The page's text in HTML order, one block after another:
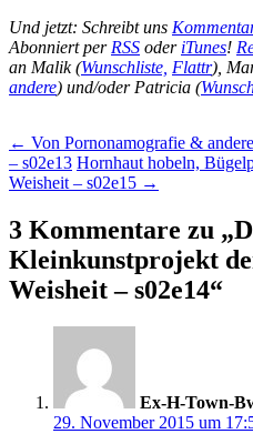
Und jetzt: Schreibt uns
Abonniert per RSS oder iTunes!
an Malik (Wunschliste, Flattr),
andere) und/oder Patricia (
Beitragsnavigation
← Von Pornonamografie &
– s02e13 Hornhaut hobeln,
Weisheit – s02e15 →
3 Kommentare zu „
Kleinkunstprojekt
Weisheit – s02e14“
Ex-H-Town-
29. November 2015 um